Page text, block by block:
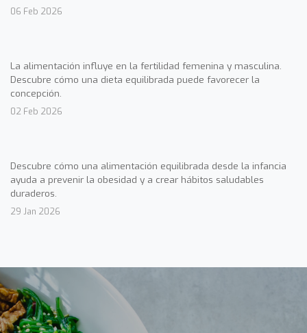
06 Feb 2026
La alimentación influye en la fertilidad femenina y masculina.
Descubre cómo una dieta equilibrada puede favorecer la
concepción.
02 Feb 2026
Descubre cómo una alimentación equilibrada desde la infancia
ayuda a prevenir la obesidad y a crear hábitos saludables
duraderos.
29 Jan 2026